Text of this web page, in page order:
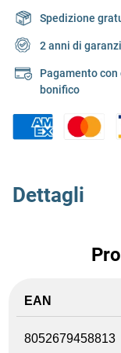
Spedizione
2 anni di
Pagamento
bonifico
Dettagli
EAN
8052679458813